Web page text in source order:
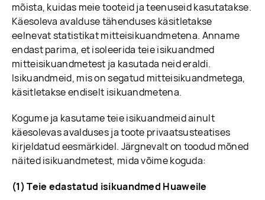
mõista, kuidas meie tooteid ja teenuseid kasutatakse.
Käesoleva avalduse tähenduses käsitletakse
eelnevat statistikat mitteisikuandmetena. Anname
endast parima, et isoleerida teie isikuandmed
mitteisikuandmetest ja kasutada neid eraldi.
Isikuandmeid, mis on segatud mitteisikuandmetega,
käsitletakse endiselt isikuandmetena.
Kogume ja kasutame teie isikuandmeid ainult
käesolevas avalduses ja toote privaatsusteatises
kirjeldatud eesmärkidel. Järgnevalt on toodud mõned
näited isikuandmetest, mida võime koguda:
(1) Teie edastatud isikuandmed Huaweile